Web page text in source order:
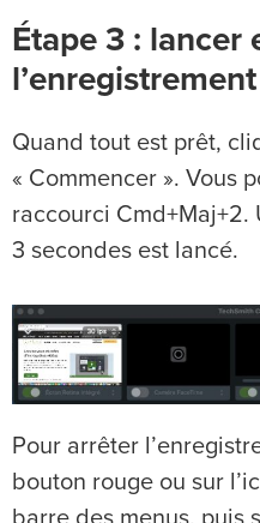
Étape 3 : lancer
l’enregistrement
Quand tout est prêt,
« Commencer ». Vous
raccourci Cmd+Maj+2.
3 secondes est lancé.
Pour arrêter
bouton rouge ou sur